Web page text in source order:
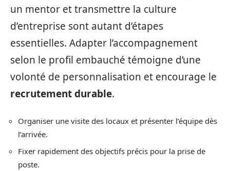
un mentor et transmettre la culture
d’entreprise sont autant d’étapes
essentielles. Adapter l’accompagnement
selon le profil embauché témoigne d’une
volonté de personnalisation et encourage le
recrutement durable.
Organiser une visite des locaux et présenter l’équipe dès
l’arrivée.
Fixer rapidement des objectifs précis pour la prise de
poste.